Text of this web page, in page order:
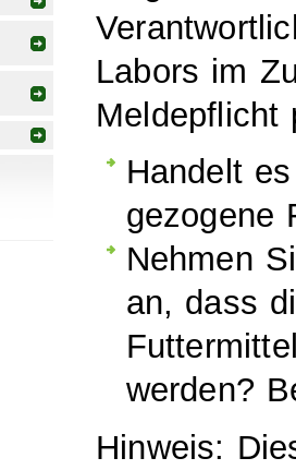
Labors im
Meldepflicht
Handelt
gezogene
Nehmen
an, dass
werden?
Hinweis: